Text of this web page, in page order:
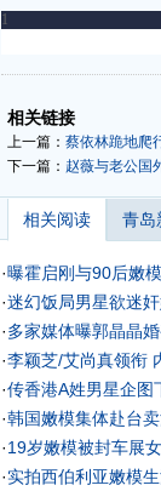
-
相关链接
上一篇： 蔡依林跪地爬
下一篇： 赵薇与老公国
相关阅读 青岛
·曝霍启刚与90后嫩
·迷幻饭局男星欲迷
·多家媒体曝郭晶晶
·李颖芝/艾尚真领衔
·传香港A姓男星企图
·韩国嫩模集体赴台
·19岁嫩模被封车展
·实拍西伯利亚嫩模